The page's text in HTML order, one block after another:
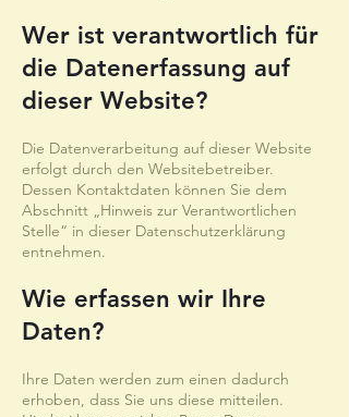
Wer ist verantwortlich für
die Datenerfassung auf
dieser Website?
Die Datenverarbeitung auf dieser Website
erfolgt durch den Websitebetreiber.
Dessen Kontaktdaten können Sie dem
Abschnitt „Hinweis zur Verantwortlichen
Stelle“ in dieser Datenschutzerklärung
entnehmen.
Wie erfassen wir Ihre
Daten?
Ihre Daten werden zum einen dadurch
erhoben, dass Sie uns diese mitteilen.